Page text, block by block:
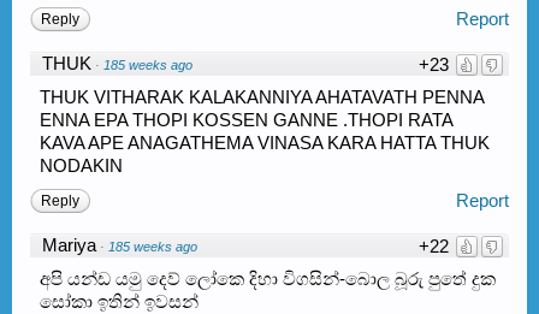
Report
Reply
+23
THUK · 185 weeks ago
THUK VITHARAK KALAKANNIYA AHATAVATH PENNA
ENNA EPA THOPI KOSSEN GANNE .THOPI RATA
KAVA APE ANAGATHEMA VINASA KARA HATTA THUK
NODAKIN
Report
Reply
+22
Mariya · 185 weeks ago
අපි යන්ඩ යමු දෙව් ලෝකෙ දිහා විගසින්-බොල බූරු පුතේ දුක
සෝකා ඉතින් ඉවසන්